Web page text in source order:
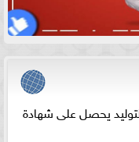
يحصل على شهادة